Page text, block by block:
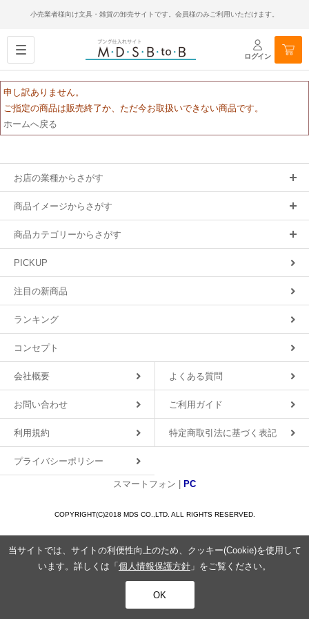
小売業者様向け文具・雑貨の卸売サイトです。会員様のみご利用いただけます。
ログイン
申し訳ありません。
ご指定の商品は販売終了か、ただ今お取扱いできない商品です。
ホームへ戻る
お店の業種からさがす
商品イメージからさがす
商品カテゴリーからさがす
PICKUP
注目の新商品
ランキング
コンセプト
会社概要 よくある質問
お問い合わせ ご利用ガイド
利用規約 特定商取引法に基づく表記
プライバシーポリシー
スマートフォン | PC
COPYRIGHT(C)2018 MDS CO.,LTD. ALL RIGHTS RESERVED.
当サイトでは、サイトの利便性向上のため、クッキー(Cookie)を使用して
います。詳しくは「 個人情報保護方針 」をご覧ください。
OK